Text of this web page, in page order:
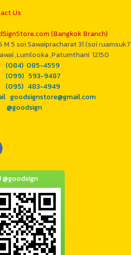
Us
(Bangkok Branch)
M 5 soi Sawaipracharat 31 (soi
,Lumlooka ,Patumthani 12150
(084) 085-4559
593-9487
483-4949
goodsignstore@gmail.com
@goodsign
@goodsign